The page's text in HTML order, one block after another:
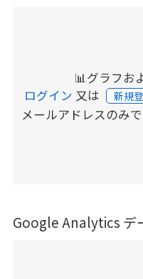
📊グラフお
ログイン 又は 新規
メールアドレスのみ
Google Analytics デ